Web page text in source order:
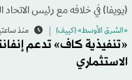
(يويفا) في خلافه مع رئيس الاتحاد
«الشرق الأوسط» (كييف) منذ
«تنفيذية كاف» تدعم
الاستثماري